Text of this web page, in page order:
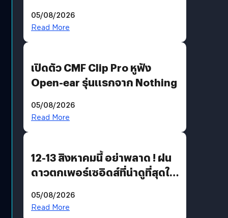
Moon x LINE FRIENDS
05/08/2026
Read More
เปิดตัว CMF Clip Pro หูฟัง
Open-ear รุ่นแรกจาก Nothing
05/08/2026
Read More
12-13 สิงหาคมนี้ อย่าพลาด ! ฝน
ดาวตกเพอร์เซอิดส์ที่น่าดูที่สุดใน
05/08/2026
Read More